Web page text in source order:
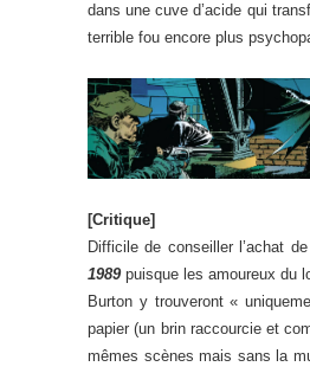
dans une cuve d’acide qui
terrible fou encore plus
[Critique]
Difficile de conseiller l’achat de
1989puisque les amoureux du
Burton y trouveront «
papier (un brin raccourcie et
mêmes scènes mais sans la